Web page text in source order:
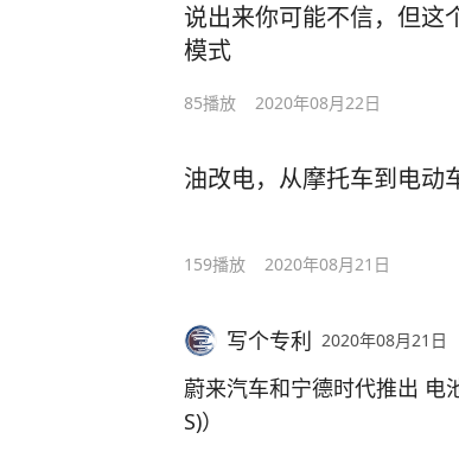
说出来你可能不信，但这
模式
85播放 2020年08月22日
油改电，从摩托车到电动
159播放 2020年08月21日
写个专利 2020年08月21日
蔚来汽车和宁德时代推出
S)）